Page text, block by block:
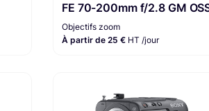
FE 70-200mm f/2.8 GM
Objectifs zoom
À partir de 25 € HT /jour